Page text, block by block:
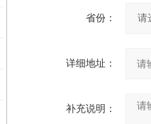
省份：
详细地址：
补充说明：